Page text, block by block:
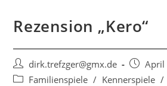
Rezension „Kero“
dirk.trefzger@gmx.de
April
Familienspiele / Kennerspiele /